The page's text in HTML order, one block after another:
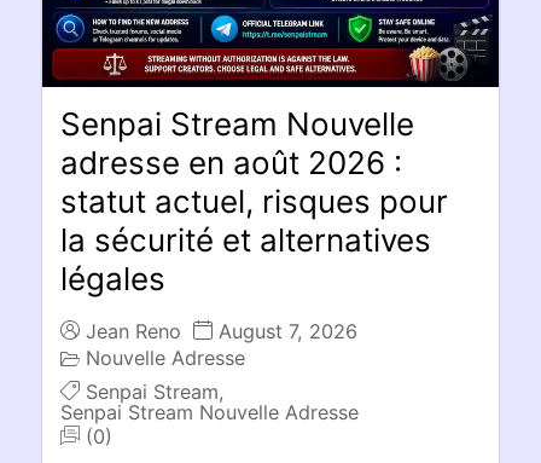
Senpai Stream Nouvelle
adresse en août 2026 :
statut actuel, risques pour
la sécurité et alternatives
légales
Jean Reno
August 7, 2026
Nouvelle Adresse
Senpai Stream,
Senpai Stream Nouvelle Adresse
(0)